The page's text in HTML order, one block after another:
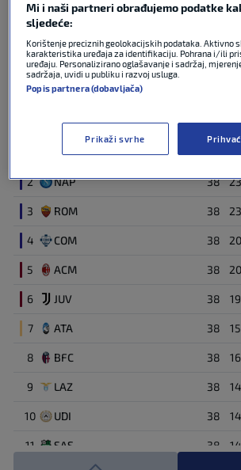
Serie A
Season 25/26
Team MP W
INT 38 27
2 NAP 38 23
3 ROM 38 23
4 COM 38 20
5 ACM 38 20
6 JUV 38 19
7 ATA 38 15
8 BFC 38 16
9 LAZ 38 14
10 UDI 38 14
11 SAS 38 14
Mi i naši partneri obrađujemo podatke
sljedeće:
Korištenje preciznih geolokacijskih podataka. Aktivno
karakteristika uređaja za identifikaciju. Pohrana i/ili
uređaju. Personalizirano oglašavanje i sadržaj,
sadržaja, uvidi u publiku i razvoj usluga.
Popis partnera (dobavljača)
Prikaži svrhe